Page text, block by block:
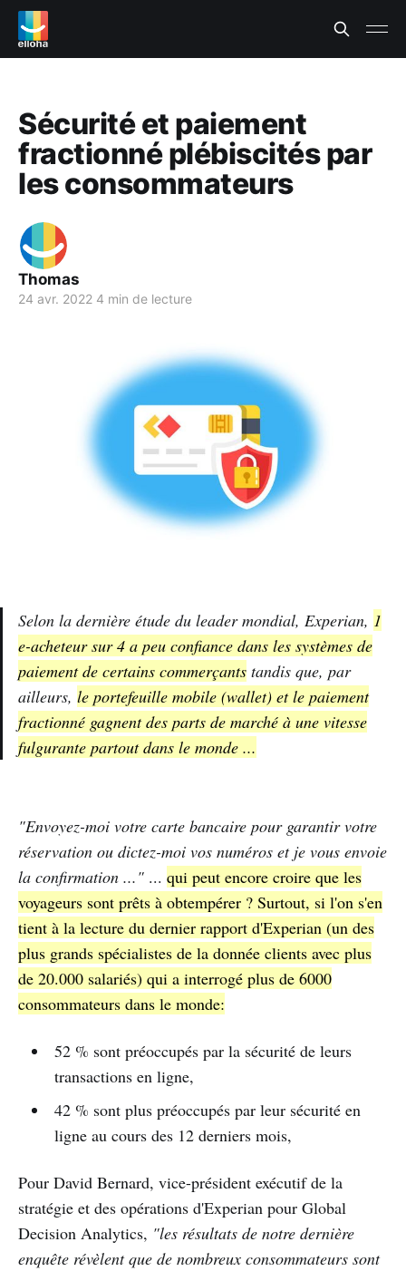
Sécurité et paiement
fractionné plébiscités par
les consommateurs
Thomas
24 avr. 2022 4 min de lecture
Selon la dernière étude du leader mondial, Experian, 1
e-acheteur sur 4 a peu confiance dans les systèmes de
paiement de certains commerçants tandis que, par
ailleurs, le portefeuille mobile (wallet) et le paiement
fractionné gagnent des parts de marché à une vitesse
fulgurante partout dans le monde ...
"Envoyez-moi votre carte bancaire pour garantir votre
réservation ou dictez-moi vos numéros et je vous envoie
la confirmation ..." ... qui peut encore croire que les
voyageurs sont prêts à obtempérer ? Surtout, si l'on s'en
tient à la lecture du dernier rapport d'Experian (un des
plus grands spécialistes de la donnée clients avec plus
de 20.000 salariés) qui a interrogé plus de 6000
consommateurs dans le monde:
52 % sont préoccupés par la sécurité de leurs
transactions en ligne,
42 % sont plus préoccupés par leur sécurité en
ligne au cours des 12 derniers mois,
Pour David Bernard, vice-président exécutif de la
stratégie et des opérations d'Experian pour Global
Decision Analytics, "les résultats de notre dernière
enquête révèlent que de nombreux consommateurs sont